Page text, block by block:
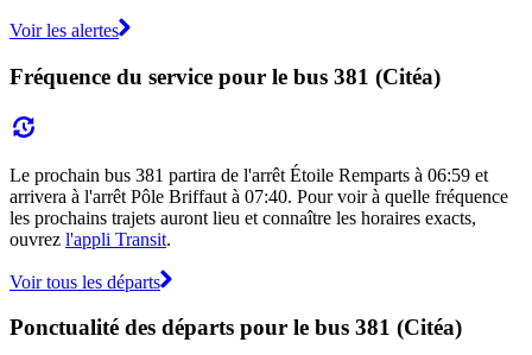
Voir les alertes
Fréquence du service pour le bus 381 (Citéa)
Le prochain bus 381 partira de l'arrêt Étoile Remparts à 06:59 et
arrivera à l'arrêt Pôle Briffaut à 07:40. Pour voir à quelle fréquence
les prochains trajets auront lieu et connaître les horaires exacts,
ouvrez l'appli Transit.
Voir tous les départs
Ponctualité des départs pour le bus 381 (Citéa)